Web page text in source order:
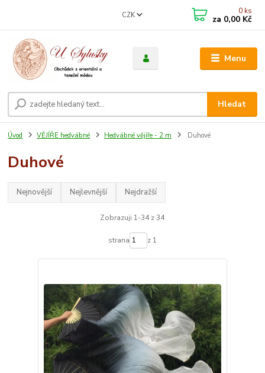
Menu
CZK
Hledat
0 ks
za 0,00 Kč
Úvod VĚJÍŘE hedvábné Hedvábné vějíře - 2 m Duhové
Duhové
Nejnovější Nejlevnější Nejdražší
Zobrazuji 1-34 z 34
strana z 1